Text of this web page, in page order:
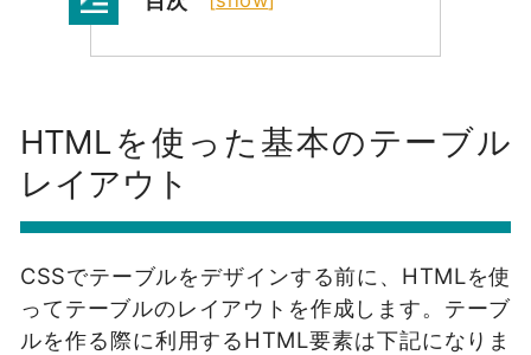
HTMLを使った基本のテーブル
レイアウト
CSSでテーブルをデザインする前に、HTMLを使
ってテーブルのレイアウトを作成します。テーブ
ルを作る際に利用するHTML要素は下記になりま